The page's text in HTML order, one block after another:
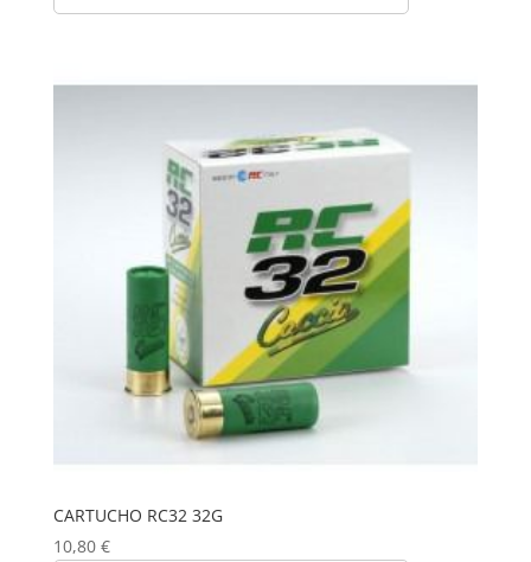
CARTUCHO RC32 32G
10,80 €